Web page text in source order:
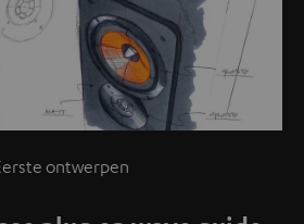
ontwerpen